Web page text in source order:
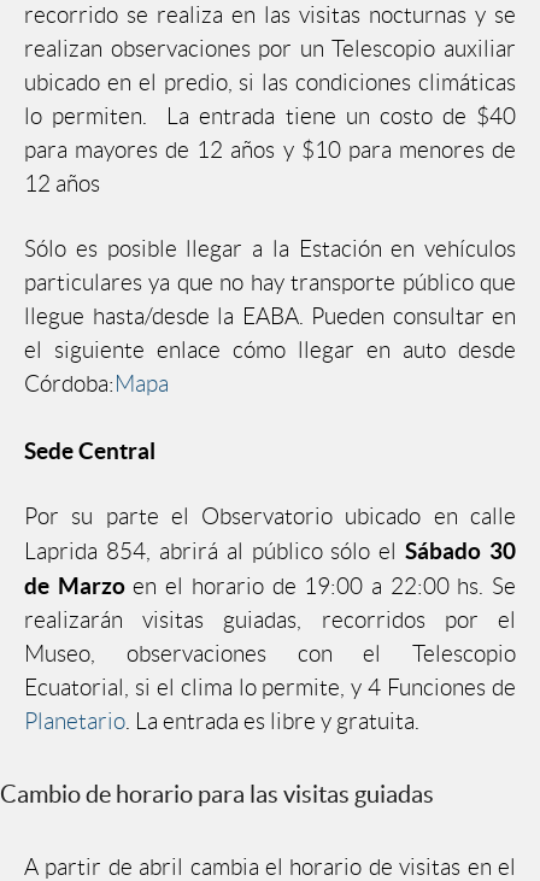
recorrido se realiza en las visitas nocturnas y se
realizan observaciones por un Telescopio auxiliar
ubicado en el predio, si las condiciones climáticas
lo permiten. La entrada tiene un costo de $40
para mayores de 12 años y $10 para menores de
12 años
Sólo es posible llegar a la Estación en vehículos
particulares ya que no hay transporte público que
llegue hasta/desde la EABA. Pueden consultar en
el siguiente enlace cómo llegar en auto desde
Córdoba:Mapa
Sede Central
Por su parte el Observatorio ubicado en calle
Laprida 854, abrirá al público sólo elSábado 30
de Marzoen el horario de 19:00 a 22:00 hs. Se
realizarán visitas guiadas, recorridos por el
Museo, observaciones con el Telescopio
Ecuatorial, si el clima lo permite, y 4 Funciones de
Planetario . La entrada es libre y gratuita.
Cambio de horario para las visitas guiadas
A partir de abril cambia el horario de visitas en el